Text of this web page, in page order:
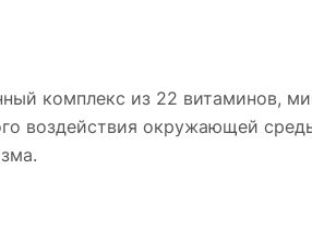
комплекс из 22 витаминов,
воздействия окружающей